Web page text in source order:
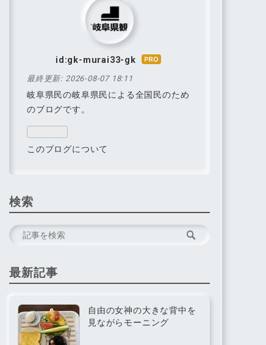
id:gk-murai33-gk はて
ログ
最終更新: 2026-08-07 18:11
岐阜県民の岐阜県民による全国民のため
のブログです。
このブログについて
検索
最新記事
自由の女神の大きな背中を
見ながらモーニング